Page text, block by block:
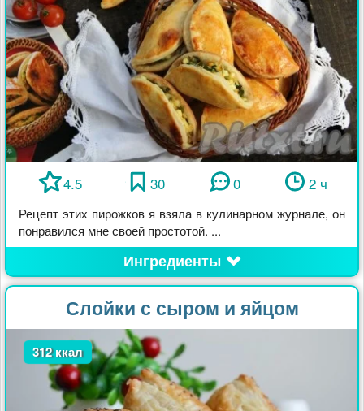
4.5 30 0 2 ч
Рецепт этих пирожков я взяла в кулинарном журнале, он
понравился мне своей простотой. ...
Ингредиенты
Слойки с сыром и яйцом
312 ккал